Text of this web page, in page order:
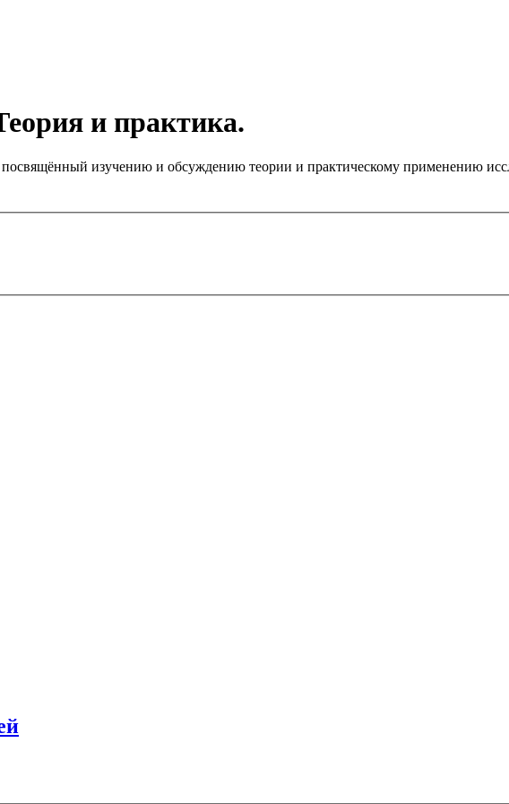
и практика.
изучению и обсуждению теории и практическому применению